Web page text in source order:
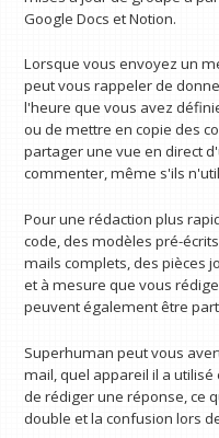
Google Docs et Notion.
Lorsque vous envoyez un
peut vous rappeler de
l'heure que vous avez
ou de mettre en copie des
partager une vue en direct
commenter, même s'ils
Pour une rédaction plus
code, des modèles pré-
mails complets, des pièces
et à mesure que vous
peuvent également être
Superhuman peut vous
mail, quel appareil il a
de rédiger une réponse, ce
double et la confusion lors